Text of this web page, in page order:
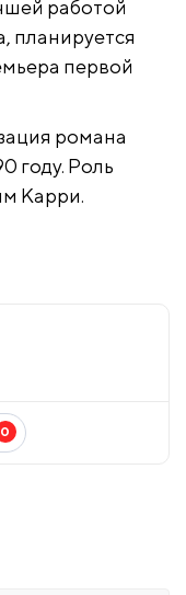
работой
планируется
первой
романа
году. Роль
Карри.
0